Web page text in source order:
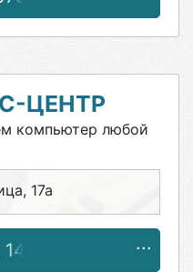
ЦЕНТР
компьютер любой
17а
86-00